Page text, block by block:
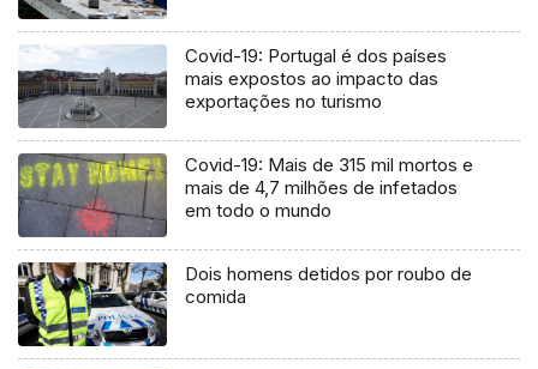
Covid-19: Portugal é dos países
mais expostos ao impacto das
exportações no turismo
Covid-19: Mais de 315 mil mortos e
mais de 4,7 milhões de infetados
em todo o mundo
Dois homens detidos por roubo de
comida